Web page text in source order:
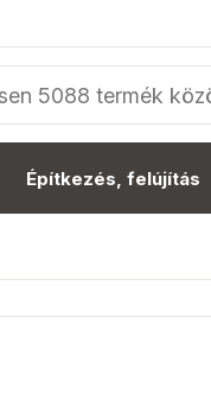
Építkezés, felújítás